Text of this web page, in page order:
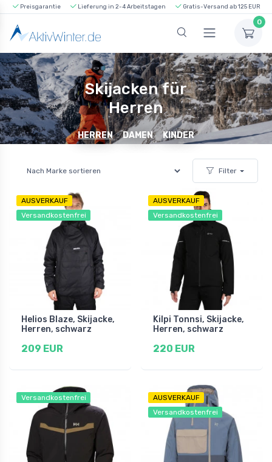
Preisgarantie Lieferung in 2-4 Arbeitstagen Gratis-Versand ab 125 EUR
0
Skijacken für
Herren
HERREN DAMEN KINDER
Filter
AUSVERKAUF
Versandkostenfrei
Helios Blaze, Skijacke,
Herren, schwarz
209 EUR
AUSVERKAUF
Versandkostenfrei
Kilpi Tonnsi, Skijacke,
Herren, schwarz
220 EUR
Versandkostenfrei
AUSVERKAUF
Versandkostenfrei